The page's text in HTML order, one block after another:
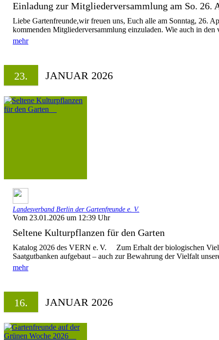
Einladung zur Mitgliederversammlung am So. 26.
Liebe Gartenfreunde,wir freuen uns, Euch alle am Sonntag, 26.
kommenden Mitgliederversammlung einzuladen. Wie auch in den
mehr
23. JANUAR 2026
Landesverband Berlin der Gartenfreunde e. V.
Vom 23.01.2026 um 12:39 Uhr
Seltene Kulturpflanzen für den Garten
Katalog 2026 des VERN e. V. Zum Erhalt der biologischen
Saatgutbanken aufgebaut – auch zur Bewahrung der Vielfalt
mehr
16. JANUAR 2026